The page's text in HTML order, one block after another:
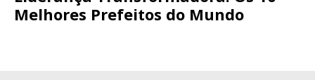
Melhores Prefeitos do Mundo